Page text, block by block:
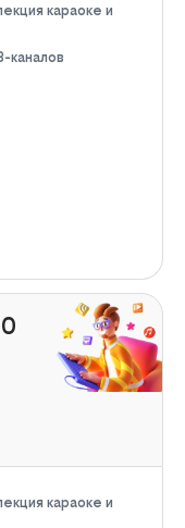
караоке и
каналов
караоке и